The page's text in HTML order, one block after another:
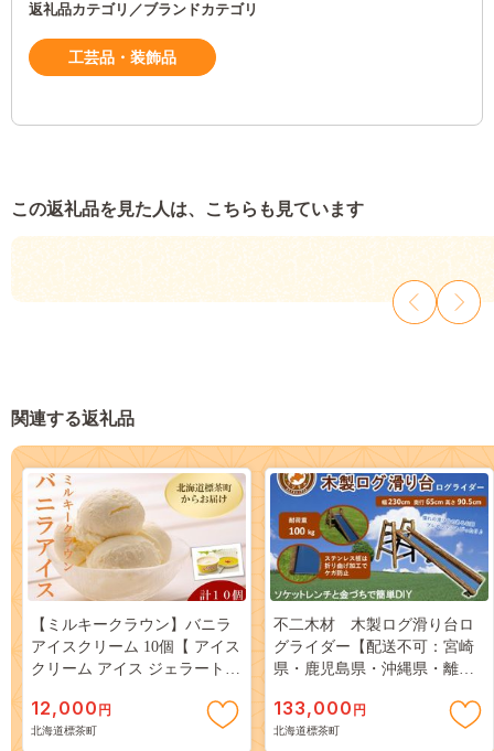
返礼品カテゴリ／ブランドカテゴリ
工芸品・装飾品
この返礼品を見た人は、こちらも見ています
関連する返礼品
【ミルキークラウン】バニラ
アイスクリーム 10個【 アイス
クリーム アイス ジェラート
子 グルメ お取り寄せ 標茶町
北海道 】 016641_AK008
12,000 円
北海道標茶町
不二木材 木製ログ滑り台ロ
グライダー【配送不可：宮崎
県・鹿児島県・沖縄県・離
お庭 標茶町 北海道 】
016641_AC004
133,000 円
北海道標茶町